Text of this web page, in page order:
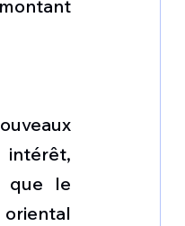
intérêt,
que le